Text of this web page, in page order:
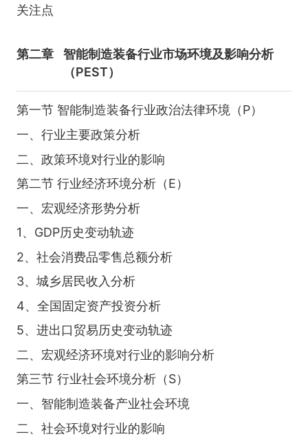
关注点
第二章
智能制造装备行业市场环境及影响分析
（PEST）
第一节 智能制造装备行业政治法律环境（P）
一、行业主要政策分析
二、政策环境对行业的影响
第二节 行业经济环境分析（E）
一、宏观经济形势分析
1、GDP历史变动轨迹
2、社会消费品零售总额分析
3、城乡居民收入分析
4、全国固定资产投资分析
5、进出口贸易历史变动轨迹
二、宏观经济环境对行业的影响分析
第三节 行业社会环境分析（S）
一、智能制造装备产业社会环境
二、社会环境对行业的影响